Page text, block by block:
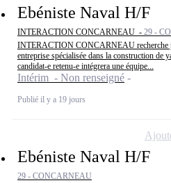
Ebéniste Naval H/F
INTERACTION CONCARNEAU - 29 -
INTERACTION CONCARNEAU recherche
entreprise spécialisée dans la construction de
candidat-e retenu-e intégrera une équipe...
Intérim - Non renseigné
Publié il y a 19 jours
Ebéniste Naval H/F
29 - CONCARNEAU